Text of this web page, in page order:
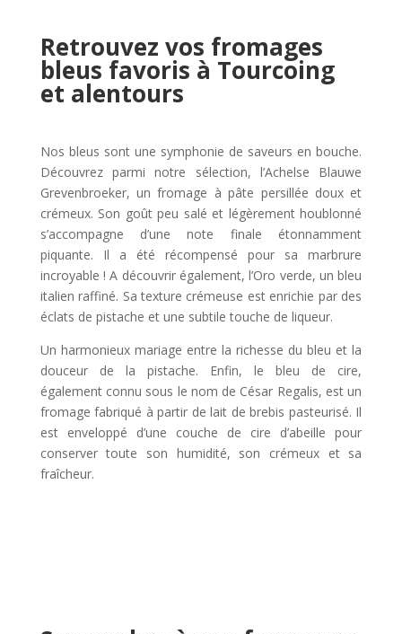
Retrouvez vos fromages
bleus favoris à Tourcoing
et alentours
Nos bleus sont une symphonie de saveurs en bouche.
Découvrez parmi notre sélection, l’Achelse Blauwe
Grevenbroeker, un fromage à pâte persillée doux et
crémeux. Son goût peu salé et légèrement houblonné
s’accompagne d’une note finale étonnamment
piquante. Il a été récompensé pour sa marbrure
incroyable ! A découvrir également, l’Oro verde, un bleu
italien raffiné. Sa texture crémeuse est enrichie par des
éclats de pistache et une subtile touche de liqueur.
Un harmonieux mariage entre la richesse du bleu et la
douceur de la pistache. Enfin, le bleu de cire,
également connu sous le nom de César Regalis, est un
fromage fabriqué à partir de lait de brebis pasteurisé. Il
est enveloppé d’une couche de cire d’abeille pour
conserver toute son humidité, son crémeux et sa
fraîcheur.